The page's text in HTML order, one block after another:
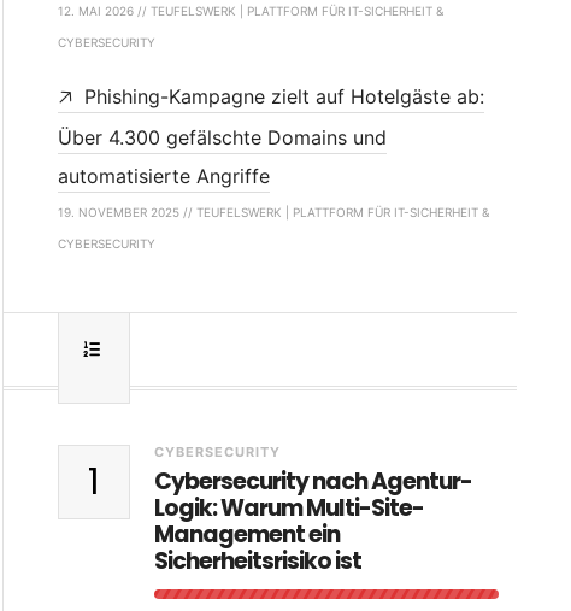
12. MAI 2026 // TEUFELSWERK | PLATTFORM FÜR IT-SICHERHEIT &
CYBERSECURITY
Phishing-Kampagne zielt auf Hotelgäste ab:
Über 4.300 gefälschte Domains und
automatisierte Angriffe
19. NOVEMBER 2025 // TEUFELSWERK | PLATTFORM FÜR IT-SICHERHEIT &
CYBERSECURITY
1
CYBERSECURITY
Cybersecurity nach Agentur-
Logik: Warum Multi-Site-
Management ein
Sicherheitsrisiko ist